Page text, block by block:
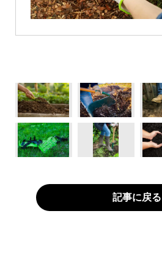
記事に戻る